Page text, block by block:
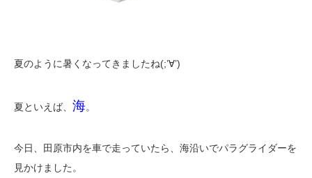
夏のように暑くなってきましたね(;’∀’)
夏といえば、 海。
今日、田原市内を車で走っていたら、海沿いでパラグライダーを
見かけました。